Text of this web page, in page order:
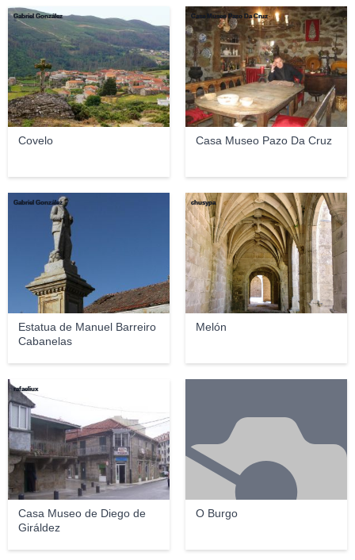
Covelo
Gabriel González
Casa Museo Pazo Da Cruz
Casa Museo Pazo Da Cruz
Estatua de Manuel Barreiro
Cabanelas
Gabriel González
Melón
chusypa
Casa Museo de Diego de
Giráldez
rafaeliux
O Burgo